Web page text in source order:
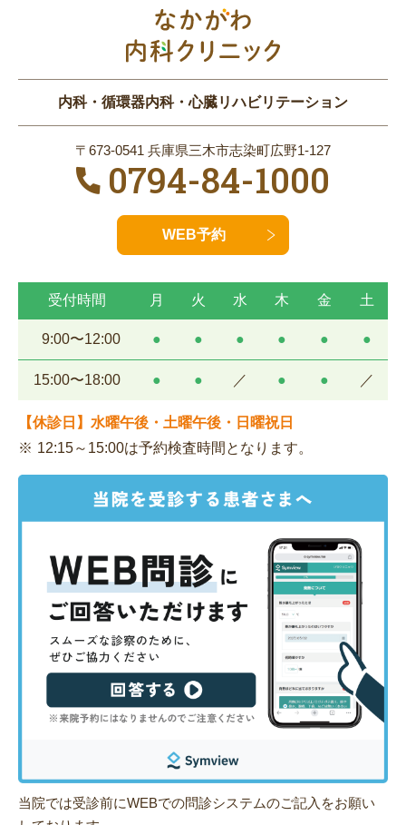
内科・循環器内科・心臓リハビリテーション
〒673-0541 兵庫県三木市志染町広野1-127
0794-84-1000
WEB予約
受付時間 月 火 水 木 金 土
9:00〜12:00 ● ● ● ● ● ●
15:00〜18:00 ● ● ／ ● ● ／
【休診日】水曜午後・土曜午後・日曜祝日
12:15～15:00は予約検査時間となります。
当院では受診前にWEBでの問診システムのご記入をお願い